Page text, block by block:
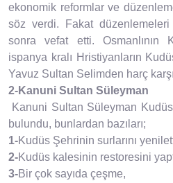
ekonomik reformlar ve
söz verdi. Fakat
sonra vefat etti. Osmanlının
ispanya kralı Hristiyanların
Yavuz Sultan Selimden harç
2-Kanuni Sultan Süleyman
Kanuni Sultan Süleyman
bulundu, bunlardan bazıları;
1-Kudüs Şehrinin surlarını
2-Kudüs kalesinin restoresini
3-Bir çok sayıda çeşme,